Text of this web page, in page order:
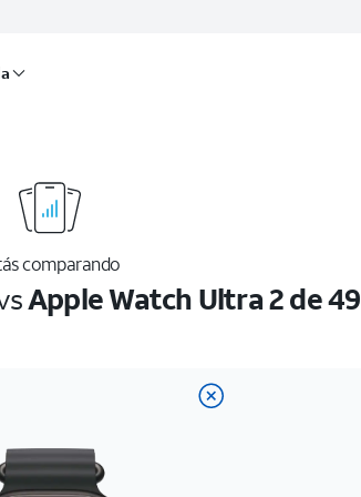
comparando
Apple Watch Ultra 2 de